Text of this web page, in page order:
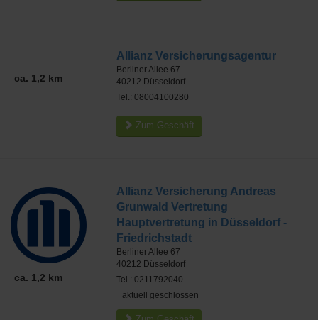
ca. 1,2 km
Allianz Versicherungsagentur
Berliner Allee 67
40212 Düsseldorf
Tel.: 08004100280
Zum Geschäft
ca. 1,2 km
Allianz Versicherung Andreas
Grunwald Vertretung
Hauptvertretung in Düsseldorf -
Friedrichstadt
Berliner Allee 67
40212 Düsseldorf
Tel.: 0211792040
aktuell geschlossen